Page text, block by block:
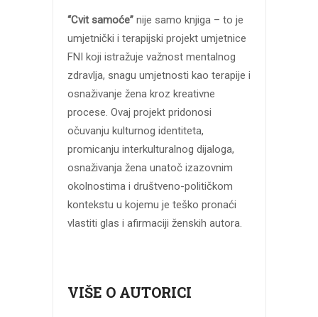
“Cvit samoće”nije samo knjiga – to je
umjetnički i terapijski projekt umjetnice
FNI koji istražuje važnost mentalnog
zdravlja, snagu umjetnosti kao terapije i
osnaživanje žena kroz kreativne
procese. Ovaj projekt pridonosi
očuvanju kulturnog identiteta,
promicanju interkulturalnog dijaloga,
osnaživanja žena unatoč izazovnim
okolnostima i društveno-političkom
kontekstu u kojemu je teško pronaći
vlastiti glas i afirmaciji ženskih autora.
VIŠE O AUTORICI